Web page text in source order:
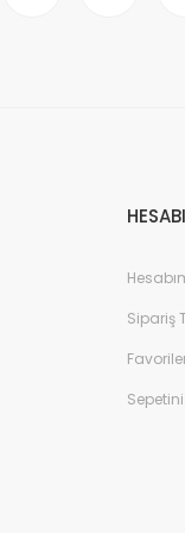
Sipariş